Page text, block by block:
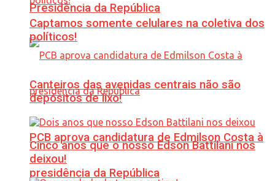
Presidência da República
PCB aprova candidatura de Edmilson Costa à
presidência da República
Captamos somente celulares na coletiva dos
políticos!
Canteiros das avenidas centrais não são
depósitos de lixo!
Cinco anos que o nosso Edson Battilani nos
deixou!